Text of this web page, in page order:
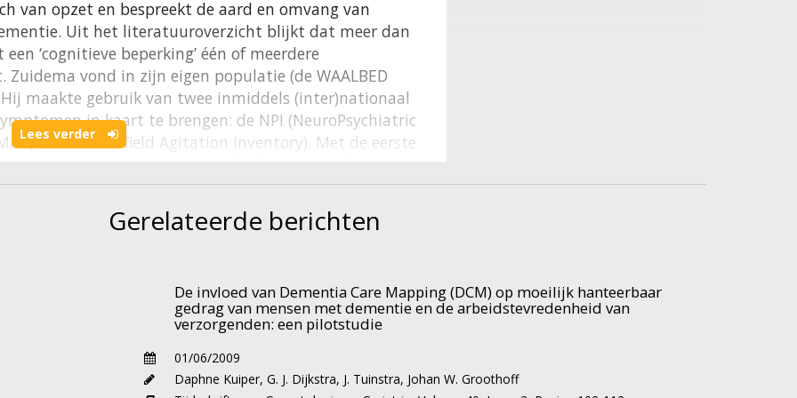
Lees verder
van opzet en bespreekt de aard en omvang van
Uit het literatuuroverzicht blijkt dat meer dan
‘cognitieve beperking’ één of meerdere
vond in zijn eigen populatie (de WAALBED
maakte gebruik van twee inmiddels (inter)nationaal
in kaart te brengen: de NPI (NeuroPsychiatric
(Cohen Mansfield Agitation Inventory). Met de eerste
is. Hij verzamelde data van 1322
Opmerkelijk hierbij is dat zowel ‘hypergedrag‘
(apathie) hoog scoorde (>30%). Vervolgens
een aantal stabiele subsyndromen of factoren
deze met (o.a.) de ernst van dementie.
van depressie, correleerde hoog met het ernstigste
auteur een al wat langer bestaande hypothese dat
krijgt en een stemmingsstoornis zou kunnen
een ‘negatief’ symptoom is bij het voortschrijdend
Gerelateerde berichten
De invloed van Dementia Care Mapping (DCM) op moeilijk hanteerbaar
gedrag van mensen met dementie en de arbeidstevredenheid van
verzorgenden: een pilotstudie
01/06/2009
Daphne Kuiper, G. J. Dijkstra, J. Tuinstra, Johan W. Groothoff